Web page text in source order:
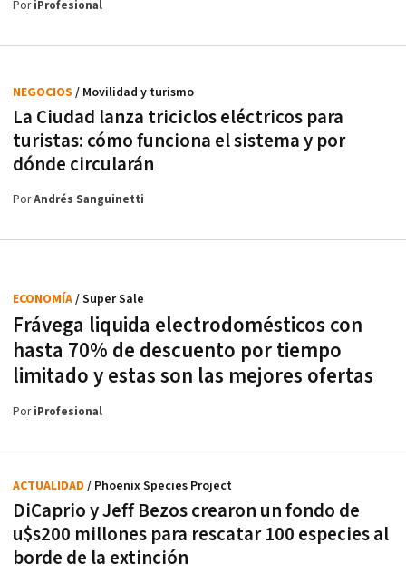
PoriProfesional
La Ciudad lanza triciclos eléctricos para
turistas: cómo funciona el sistema y por
dónde circularán
NEGOCIOS / Movilidad y turismo
PorAndrés Sanguinetti
Frávega liquida electrodomésticos con
hasta 70% de descuento por tiempo
limitado y estas son las mejores ofertas
ECONOMÍA/ Super Sale
PoriProfesional
DiCaprio y Jeff Bezos crearon un fondo de
u$s200 millones para rescatar 100 especies al
borde de la extinción
ACTUALIDAD / Phoenix Species Project